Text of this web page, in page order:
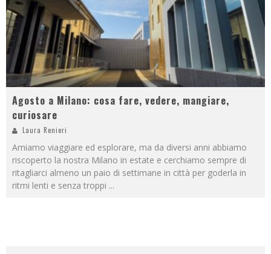
Agosto a Milano: cosa fare, vedere, mangiare,
curiosare
Laura Renieri
Amiamo viaggiare ed esplorare, ma da diversi anni abbiamo
riscoperto la nostra Milano in estate e cerchiamo sempre di
ritagliarci almeno un paio di settimane in città per goderla in
ritmi lenti e senza troppi ...